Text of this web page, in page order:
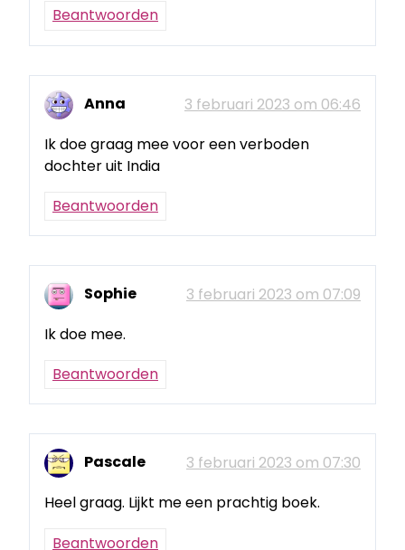
Beantwoorden
Anna
3 februari 2023 om 06:46
Ik doe graag mee voor een verboden
dochter uit India
Beantwoorden
Sophie
3 februari 2023 om 07:09
Ik doe mee.
Beantwoorden
Pascale
3 februari 2023 om 07:30
Heel graag. Lijkt me een prachtig boek.
Beantwoorden